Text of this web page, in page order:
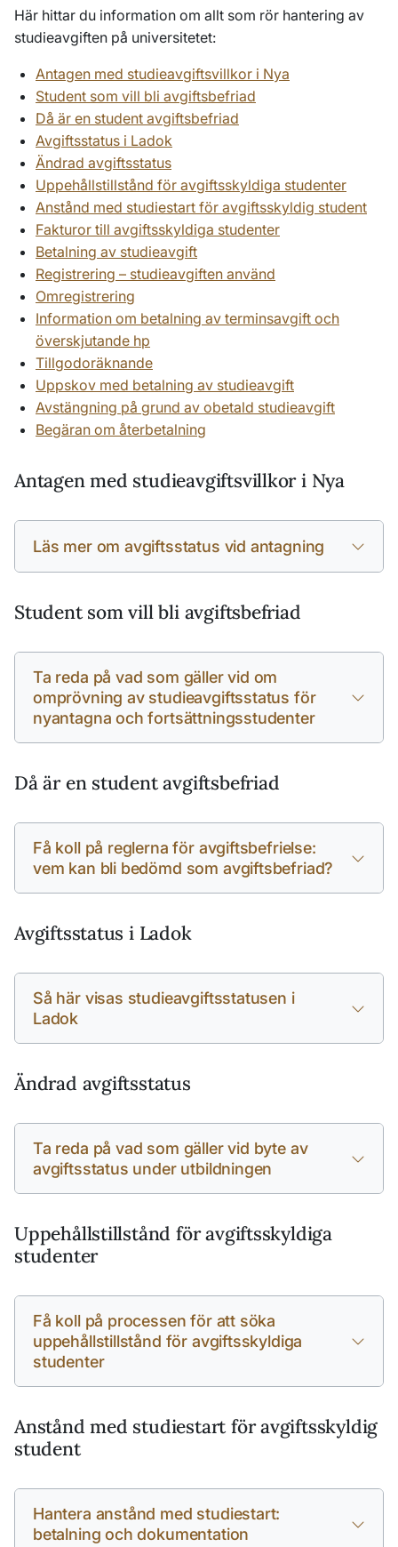
Här hittar du information om allt som rör hantering av
studieavgiften på universitetet:
Antagen med studieavgiftsvillkor i Nya
Student som vill bli avgiftsbefriad
Då är en student avgiftsbefriad
Avgiftsstatus i Ladok
Ändrad avgiftsstatus
Uppehållstillstånd för avgiftsskyldiga studenter
Anstånd med studiestart för avgiftsskyldig student
Fakturor till avgiftsskyldiga studenter
Betalning av studieavgift
Registrering – studieavgiften använd
Omregistrering
Information om betalning av terminsavgift och
överskjutande hp
Tillgodoräknande
Uppskov med betalning av studieavgift
Avstängning på grund av obetald studieavgift
Begäran om återbetalning
Antagen med studieavgiftsvillkor i Nya
Läs mer om avgiftsstatus vid antagning
Student som vill bli avgiftsbefriad
Ta reda på vad som gäller vid om
omprövning av studieavgiftsstatus för
nyantagna och fortsättningsstudenter
Då är en student avgiftsbefriad
Få koll på reglerna för avgiftsbefrielse:
vem kan bli bedömd som avgiftsbefriad?
Avgiftsstatus i Ladok
Så här visas studieavgiftsstatusen i
Ladok
Ändrad avgiftsstatus
Ta reda på vad som gäller vid byte av
avgiftsstatus under utbildningen
Uppehållstillstånd för avgiftsskyldiga
studenter
Få koll på processen för att söka
uppehållstillstånd för avgiftsskyldiga
studenter
Anstånd med studiestart för avgiftsskyldig
student
Hantera anstånd med studiestart:
betalning och dokumentation